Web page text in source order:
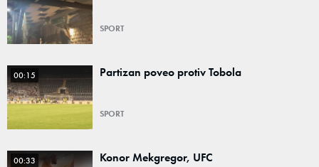
SPORT
00:15 Partizan poveo protiv Tobola
SPORT
00:33 Konor Mekgregor, UFC